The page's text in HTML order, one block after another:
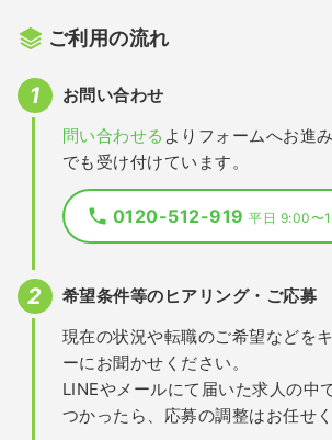
ご利用の流れ
お問い合わせ
問い合わせる よりフォームへお進
でも受け付けています。
0120-512-919平日 9:00〜
希望条件等のヒアリング・ご応募
現在の状況や転職のご希望などを
ーにお聞かせください。
LINEやメールにて届いた求人の中
つかったら、応募の調整はお任せく